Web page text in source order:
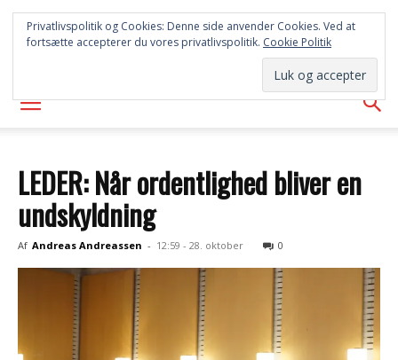
SYD
AVISEN
LEDER: Når ordentlighed bliver en
undskyldning
Af Andreas Andreassen - 12:59 - 28. oktober 0
Privatlivspolitik og Cookies: Denne side anvender Cookies. Ved at
fortsætte accepterer du vores privatlivspolitik. Cookie Politik